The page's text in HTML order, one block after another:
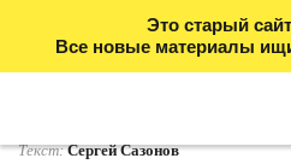
Это старый
Все новые материалы
Текст:Сергей Сазонов